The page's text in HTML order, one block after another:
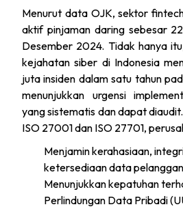
Menurut data OJK, sektor
aktif pinjaman daring sebesar
Desember 2024. Tidak hanya
kejahatan siber di Indonesia
juta insiden dalam satu tahun
menunjukkan urgensi
yang sistematis dan dapat
ISO 27001 dan ISO 27701,
Menjamin kerahasiaan,
ketersediaan data pelanggan
Menunjukkan kepatuhan
Perlindungan Data Pribadi